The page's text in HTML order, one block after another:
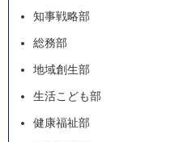
知事戦略部
総務部
地域創生部
生活こども部
健康福祉部